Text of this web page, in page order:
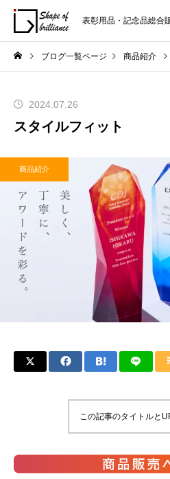
表彰用品・記念品総合
ブログ一覧ページ 商品紹介
2024.07.26
スタイルフィット
商品紹介
この記事のタイトルと